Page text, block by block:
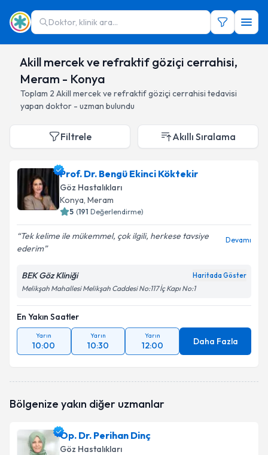
Doktor, klinik ara...
Akill mercek ve refraktif göziçi cerrahisi,
Meram - Konya
Toplam 2 Akill mercek ve refraktif göziçi cerrahisi tedavisi
yapan doktor - uzman bulundu
Filtrele Akıllı Sıralama
Prof. Dr. Bengü Ekinci Köktekir
Göz Hastalıkları
Konya, Meram
5 (191 Değerlendirme)
Tek kelime ile mükemmel, çok ilgili, herkese tavsiye
ederim
Devamı
BEK Göz Kliniği Haritada Göster
Melikşah Mahallesi Melikşah Caddesi No:117 İç Kapı No:1
En Yakın Saatler
Yarın
10:00
Yarın
10:30
Yarın
12:00 Daha Fazla
Bölgenize yakın diğer uzmanlar
Op. Dr. Perihan Dinç
Göz Hastalıkları